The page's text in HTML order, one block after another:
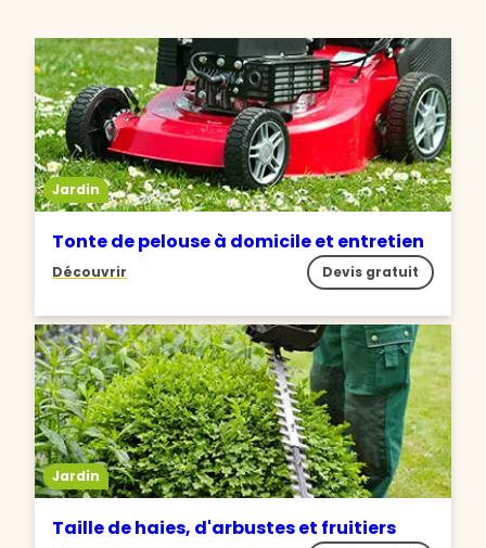
Jardin
Tonte de pelouse à domicile et entretien
Découvrir Devis gratuit
Jardin
Taille de haies, d'arbustes et fruitiers